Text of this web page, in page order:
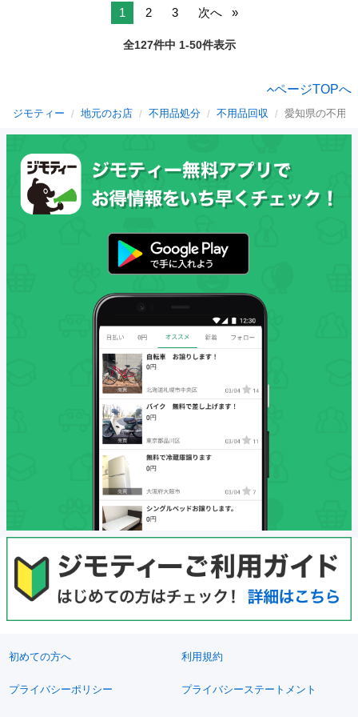
1 2 3 次へ
全127件中 1-50件表示
ページTOPへ
ジモティー 地元のお店 不用品処分 不用品回収 愛知県の不用
初めての方へ 利用規約
プライバシーポリシー プライバシーステートメント